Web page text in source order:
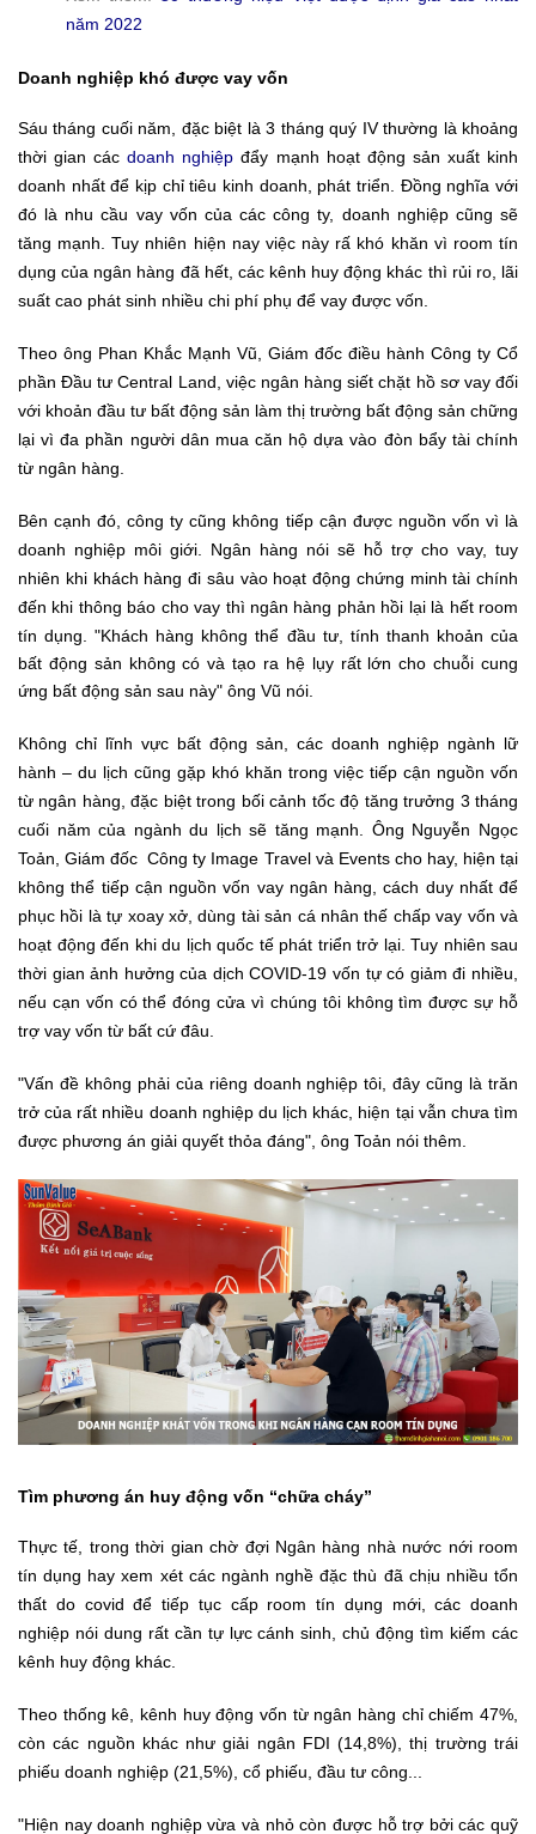
năm 2022
Doanh nghiệp khó được vay vốn
Sáu tháng cuối năm, đặc biệt là 3 tháng quý IV thường là khoảng
thời gian cácdoanh nghiệp đẩy mạnh hoạt động sản xuất kinh
doanh nhất để kịp chỉ tiêu kinh doanh, phát triển. Đồng nghĩa với
đó là nhu cầu vay vốn của các công ty, doanh nghiệp cũng sẽ
tăng mạnh. Tuy nhiên hiện nay việc này rấ khó khăn vì room tín
dụng của ngân hàng đã hết, các kênh huy động khác thì rủi ro, lãi
suất cao phát sinh nhiều chi phí phụ để vay được vốn.
Theo ông Phan Khắc Mạnh Vũ, Giám đốc điều hành Công ty Cổ
phần Đầu tư Central Land, việc ngân hàng siết chặt hồ sơ vay đối
với khoản đầu tư bất động sản làm thị trường bất động sản chững
lại vì đa phần người dân mua căn hộ dựa vào đòn bẩy tài chính
từ ngân hàng.
Bên cạnh đó, công ty cũng không tiếp cận được nguồn vốn vì là
doanh nghiệp môi giới. Ngân hàng nói sẽ hỗ trợ cho vay, tuy
nhiên khi khách hàng đi sâu vào hoạt động chứng minh tài chính
đến khi thông báo cho vay thì ngân hàng phản hồi lại là hết room
tín dụng."Khách hàng không thể đầu tư, tính thanh khoản của
bất động sản không có và tạo ra hệ lụy rất lớn cho chuỗi cung
ứng bất động sản sau này" ông Vũ nói.
Không chỉ lĩnh vực bất động sản, các doanh nghiệp ngành lữ
hành – du lịch cũng gặp khó khăn trong việc tiếp cận nguồn vốn
từ ngân hàng, đặc biệt trong bối cảnh tốc độ tăng trưởng 3 tháng
cuối năm của ngành du lịch sẽ tăng mạnh. Ông Nguyễn Ngọc
Toản, Giám đốc Công ty Image Travel và Events cho hay, hiện tại
không thể tiếp cận nguồn vốn vay ngân hàng, cách duy nhất để
phục hồi là tự xoay xở, dùng tài sản cá nhân thế chấp vay vốn và
hoạt động đến khi du lịch quốc tế phát triển trở lại. Tuy nhiên sau
thời gian ảnh hưởng của dịch COVID-19 vốn tự có giảm đi nhiều,
nếu cạn vốn có thể đóng cửa vì chúng tôi không tìm được sự hỗ
trợ vay vốn từ bất cứ đâu.
"Vấn đề không phải của riêng doanh nghiệp tôi, đây cũng là trăn
trở của rất nhiều doanh nghiệp du lịch khác, hiện tại vẫn chưa tìm
được phương án giải quyết thỏa đáng", ông Toản nói thêm.
Tìm phương án huy động vốn “chữa cháy”
Thực tế, trong thời gian chờ đợi Ngân hàng nhà nước nới room
tín dụng hay xem xét các ngành nghề đặc thù đã chịu nhiều tổn
thất do covid để tiếp tục cấp room tín dụng mới, các doanh
nghiệp nói dung rất cần tự lực cánh sinh, chủ động tìm kiếm các
kênh huy động khác.
Theo thống kê, kênh huy động vốn từ ngân hàng chỉ chiếm 47%,
còn các nguồn khác như giải ngân FDI (14,8%), thị trường trái
phiếu doanh nghiệp (21,5%), cổ phiếu, đầu tư công...
"Hiện nay doanh nghiệp vừa và nhỏ còn được hỗ trợ bởi các quỹ